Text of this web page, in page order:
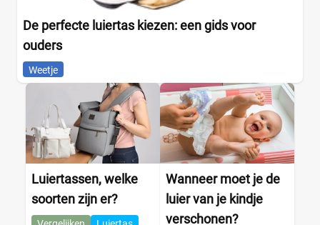
De perfecte luiertas kiezen: een gids voor
ouders
Weetje
Luiertassen, welke
soorten zijn er?
Wanneer moet je de
luier van je kindje
verschonen?